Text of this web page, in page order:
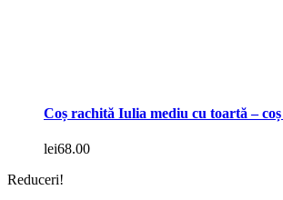
Coș rachită Iulia mediu cu toartă –
lei68.00
Reduceri!